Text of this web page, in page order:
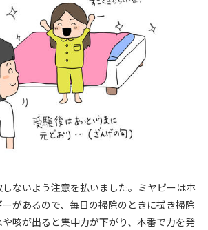
ないよう注意を払いました。ミヤピーはホ
があるので、毎日の掃除のときに拭き掃除
咳が出ると集中力が下がり、本番で力を発